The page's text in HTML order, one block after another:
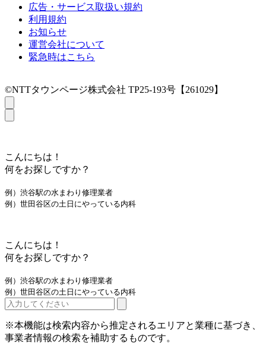
広告・サービス取扱い規約
利用規約
お知らせ
運営会社について
緊急時はこちら
©NTTタウンページ株式会社 TP25-193号【261029】
こんにちは！
何をお探しですか？
例）渋谷駅の水まわり修理業者
例）世田谷区の土日にやっている内科
こんにちは！
何をお探しですか？
例）渋谷駅の水まわり修理業者
例）世田谷区の土日にやっている内科
※本機能は検索内容から推定されるエリアと業種に基づき、
事業者情報の検索を補助するものです。